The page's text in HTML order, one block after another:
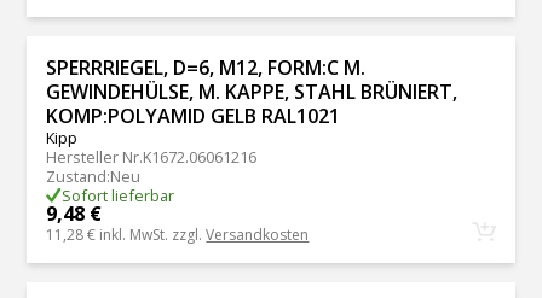
SPERRRIEGEL, D=6, M12, FORM:C M.
GEWINDEHÜLSE, M. KAPPE, STAHL BRÜNIERT,
KOMP:POLYAMID GELB RAL1021
Kipp
Hersteller Nr.K1672.06061216
Zustand:Neu
Sofort lieferbar
9,48 €
11,28 € inkl. MwSt. zzgl.Versandkosten